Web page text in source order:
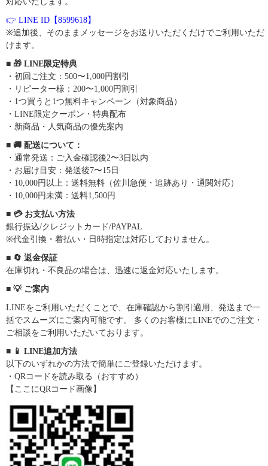
👉 LINE ID【8599618】
※追加後、そのままメッセージをお送りいただくだけでご利用いただ
けます。
■ 🎁 LINE限定特典
・初回ご注文：500〜1,000円割引
・リピーター様：200〜1,000円割引
・1つ買うと1つ無料キャンペーン（対象商品）
・LINE限定クーポン・特典配布
・新商品・人気商品の優先案内
■ 🚚 配送について：
・通常発送：ご入金確認後2〜3日以内
・お届け目安：発送後7〜15日
・10,000円以上：送料無料（佐川急便・追跡あり・通関対応）
・10,000円未満：送料1,500円
■ 💳 お支払い方法
銀行振込/クレジットカード/PAYPAL
※代金引換・着払い・日時指定は対応しておりません。
■ 🔄 返金保証
在庫切れ・不良品の場合は、迅速に返金対応いたします。
■ 💡 ご案内
LINEをご利用いただくことで、在庫確認から割引適用、発送まで一
括でスムーズにご案内可能です。 多くのお客様にLINEでのご注文・
ご相談をご利用いただいております。
■ 📱 LINE追加方法
以下のいずれかの方法で簡単にご登録いただけます。
・QRコードを読み取る（おすすめ）
【ここにQRコード画像】